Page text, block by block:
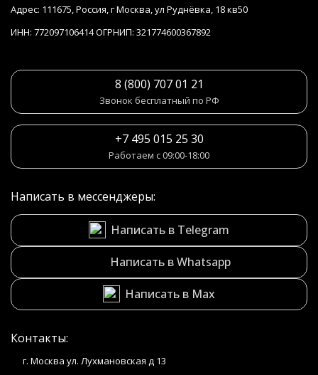
Адрес: 111675, Россия, г Москва, ул Руднёвка, 18 кв50
ИНН: 772097106414 ОГРНИП: 321774600367892
8 (800) 707 01 21
Звонок бесплатный по РФ
+7 495 015 25 30
Работаем с 09:00-18:00
Написать в мессенджеры:
Написать в Telegram
Написать в Whatsapp
Написать в Max
Контакты:
г. Москва ул. Лухмановская д 13